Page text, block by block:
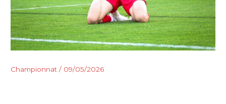
Championnat / 09/05/2026